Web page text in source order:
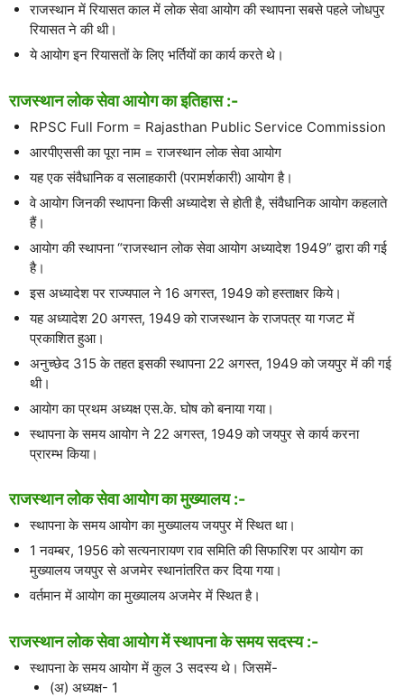
राजस्थान में रियासत काल में लोक सेवा आयोग की स्थापना सबसे पहले जोधपुर
रियासत ने की थी।
ये आयोग इन रियासतों के लिए भर्तियों का कार्य करते थे।
राजस्थान लोक सेवा आयोग का इतिहास :-
RPSC Full Form = Rajasthan Public Service Commission
आरपीएससी का पूरा नाम = राजस्थान लोक सेवा आयोग
यह एक संवैधानिक व सलाहकारी (परामर्शकारी) आयोग है।
वे आयोग जिनकी स्थापना किसी अध्यादेश से होती है, संवैधानिक आयोग कहलाते
हैं।
आयोग की स्थापना “राजस्थान लोक सेवा आयोग अध्यादेश 1949” द्वारा की गई
है।
इस अध्यादेश पर राज्यपाल ने 16 अगस्त, 1949 को हस्ताक्षर किये।
यह अध्यादेश 20 अगस्त, 1949 को राजस्थान के राजपत्र या गजट में
प्रकाशित हुआ।
अनुच्छेद 315 के तहत इसकी स्थापना 22 अगस्त, 1949 को जयपुर में की गई
थी।
आयोग का प्रथम अध्यक्ष एस.के. घोष को बनाया गया।
स्थापना के समय आयोग ने 22 अगस्त, 1949 को जयपुर से कार्य करना
प्रारम्भ किया।
राजस्थान लोक सेवा आयोग का मुख्यालय :-
स्थापना के समय आयोग का मुख्यालय जयपुर में स्थित था।
1 नवम्बर, 1956 को सत्यनारायण राव समिति की सिफारिश पर आयोग का
मुख्यालय जयपुर से अजमेर स्थानांतरित कर दिया गया।
वर्तमान में आयोग का मुख्यालय अजमेर में स्थित है।
राजस्थान लोक सेवा आयोग में स्थापना के समय सदस्य :-
स्थापना के समय आयोग में कुल 3 सदस्य थे। जिसमें-
(अ) अध्यक्ष- 1